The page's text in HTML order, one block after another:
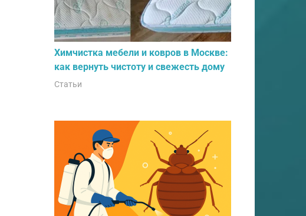
Химчистка мебели и ковров в Москве:
как вернуть чистоту и свежесть дому
Статьи